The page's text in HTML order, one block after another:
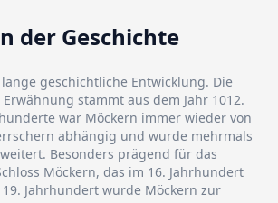
der Geschichte
geschichtliche Entwicklung. Die
stammt aus dem Jahr 1012.
war Möckern immer wieder von
abhängig und wurde mehrmals
Besonders prägend für das
Möckern, das im 16. Jahrhundert
Jahrhundert wurde Möckern zur